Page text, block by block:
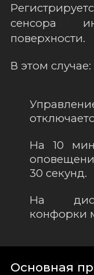
сенсора
поверхности.
В этом случае:
На 10
30 секунд.
На
конфорки
Основная